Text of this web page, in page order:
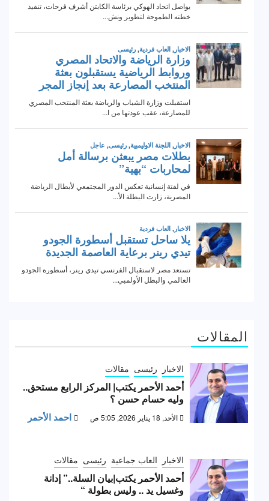
المقالات
الاخبار رئيسى مقالات
أحمد الأحمر يكتب| المركز الرابع مستحق..
وليه حسام حسن ؟
الأحد, 18 يناير 2026, 5:05 ص احمد الأحمر
الاخبار العاب جماعية رئيسى مقالات
أحمد الأحمر يكتب|بيان السلة..” إدانة
وغسيل يد .. وليس بطولة “